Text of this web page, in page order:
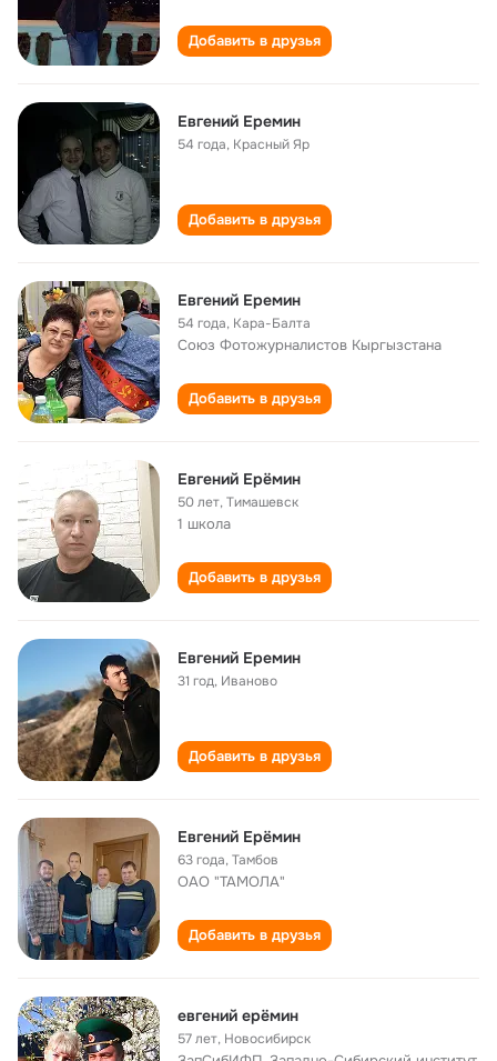
Добавить в друзья
Евгений Еремин
54 года, Красный Яр
Добавить в друзья
Евгений Еремин
54 года, Кара-Балта
Союз Фотожурналистов Кыргызстана
Добавить в друзья
Евгений Ерёмин
50 лет,Тимашевск
1 школа
Добавить в друзья
Евгений Еремин
31 год, Иваново
Добавить в друзья
Евгений Ерёмин
63 года,Тамбов
ОАО "ТАМОЛА"
Добавить в друзья
евгений ерёмин
57 лет, Новосибирск